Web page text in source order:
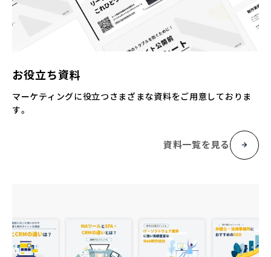
お役立ち資料
マーケティングに役立つさまざまな資料をご用意しておりま
す。
資料一覧を見る